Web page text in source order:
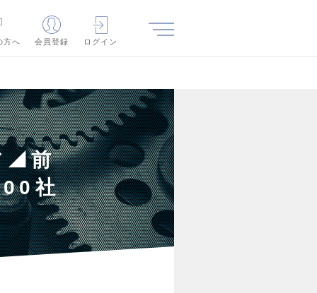
方へ
会員登録 ログイン
◢前
社